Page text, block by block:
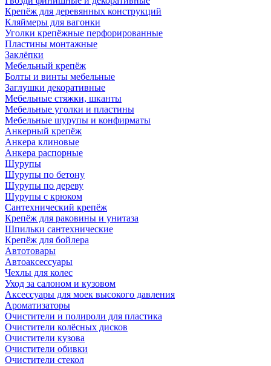
Крепёж для деревянных конструкций
Кляймеры для вагонки
Уголки крепёжные перфорированные
Пластины монтажные
Заклёпки
Мебельный крепёж
Болты и винты мебельные
Заглушки декоративные
Мебельные стяжки, шканты
Мебельные уголки и пластины
Мебельные шурупы и конфирматы
Анкерный крепёж
Анкера клиновые
Анкера распорные
Шурупы
Шурупы по бетону
Шурупы по дереву
Шурупы с крюком
Сантехнический крепёж
Крепёж для раковины и унитаза
Шпильки сантехнические
Крепёж для бойлера
Автотовары
Автоаксессуары
Чехлы для колес
Уход за салоном и кузовом
Аксессуары для моек высокого давления
Ароматизаторы
Очистители и полироли для пластика
Очистители колёсных дисков
Очистители кузова
Очистители обивки
Очистители стекол